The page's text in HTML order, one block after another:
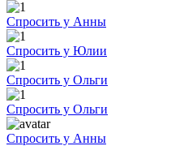
Спросить у Анны
Спросить у Юлии
Спросить у Ольги
Спросить у Ольги
Спросить у Анны